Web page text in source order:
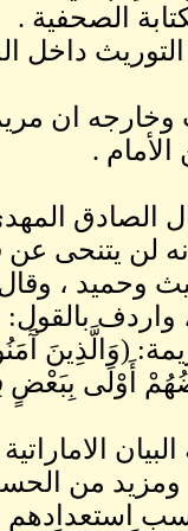
الصحفية .
التوريث
ان
.
نهار من شهر ابريل عام
لن يتنحى
وحميد ،
واردف
(وَالَّذِينَ
أَوْلَى
من
استعدادهم